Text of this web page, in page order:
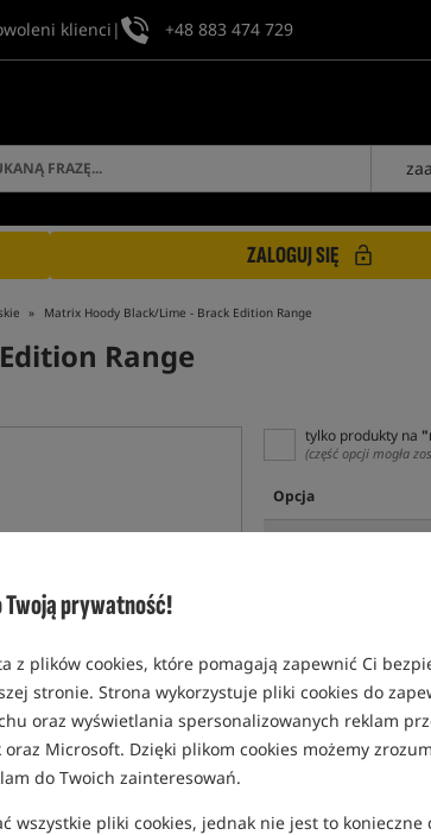
Twoją prywatność!
z plików cookies, które pomagają zapewnić Ci
stronie. Strona wykorzystuje pliki cookies do
oraz wyświetlania spersonalizowanych reklam
oraz Microsoft. Dzięki plikom cookies możemy
do Twoich zainteresowań.
wszystkie pliki cookies, jednak nie jest to konieczne
klienci | +48 883 474 729
ZALOGUJ SIĘ
Matrix Hoody Black/Lime - Brack Edition Range
Range
tylko produkty na
(część opcji mogła
Opcja